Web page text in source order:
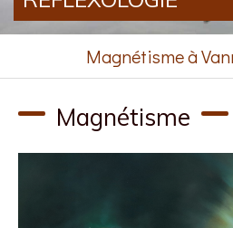
Magnétisme à
Magnétisme